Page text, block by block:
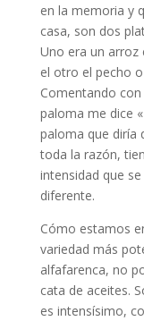
en la memoria y
casa, son dos
Uno era un arroz
el otro el pecho
Comentando
paloma me dice
paloma que diría
toda la razón,
intensidad que
diferente.
Cómo estamos
variedad más
alfafarenca, no
cata de aceites.
es intensísimo,